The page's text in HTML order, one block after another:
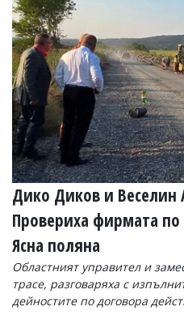
УКРАЙНА
СПОРТ
РАЗСЛЕДВАНЕ
БИЗНЕС
ЮГ
Управители:
Веселин
Василев,
email:
v.vasilev@flagman.bg
Катя
Касабова,
еmail:k.kassabova@flagman.bg
редактор:
Иван
Дико Диков и Веселин
Провериха фирмата
Ясна поляна
Областният управител и
трасе, разговаряха с
дейностите по договора